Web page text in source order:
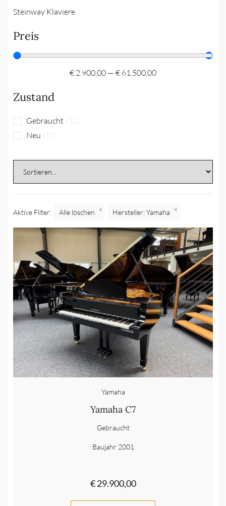
Steinway Klaviere
Preis
€ 2.900,00 — € 61.500,00
Zustand
Gebraucht
Neu
57
Aktive Filter: Alle löschen × Hersteller:Yamaha ×
Yamaha
Yamaha C7
Gebraucht
Baujahr 2001
€ 29.900,00